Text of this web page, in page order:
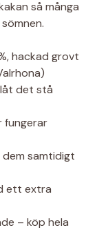
så många
hackad grovt
det stå
fungerar
samtidigt
ett extra
– köp hela